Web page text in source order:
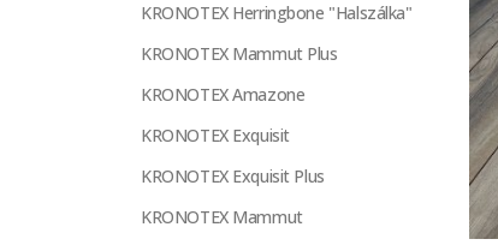
KRONOTEX Herringbone "Halszálka"
KRONOTEX Mammut Plus
KRONOTEX Amazone
KRONOTEX Exquisit
KRONOTEX Exquisit Plus
KRONOTEX Mammut